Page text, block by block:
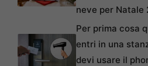
neve per Natale
Per prima cosa
entri in una
devi usare il